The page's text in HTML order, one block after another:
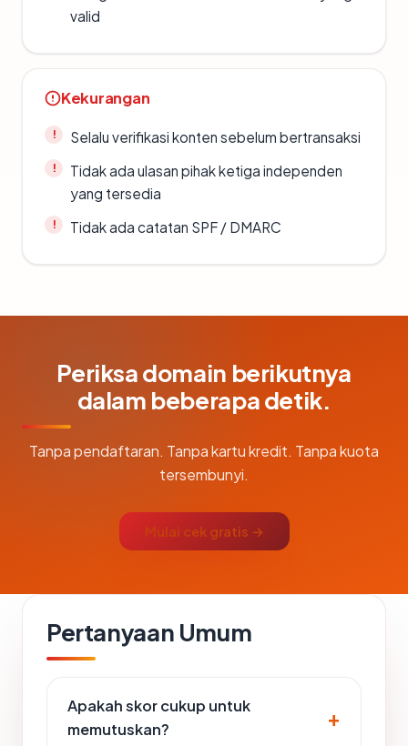
valid
Kekurangan
Selalu verifikasi konten sebelum bertransaksi
Tidak ada ulasan pihak ketiga independen
yang tersedia
Tidak ada catatan SPF / DMARC
Periksa domain berikutnya
dalam beberapa detik.
Tanpa pendaftaran. Tanpa kartu kredit. Tanpa kuota
tersembunyi.
Mulai cek gratis →
Pertanyaan Umum
Apakah skor cukup untuk
memutuskan?